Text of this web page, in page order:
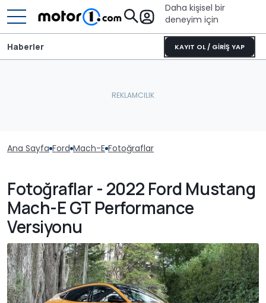
Daha kişisel bir
deneyim için
KAYIT OL / GİRİŞ YAP
Haberler
Ana Sayfa Ford Mach-E Fotoğraflar
Fotoğraflar - 2022 Ford Mustang
Mach-E GT Performance
Versiyonu